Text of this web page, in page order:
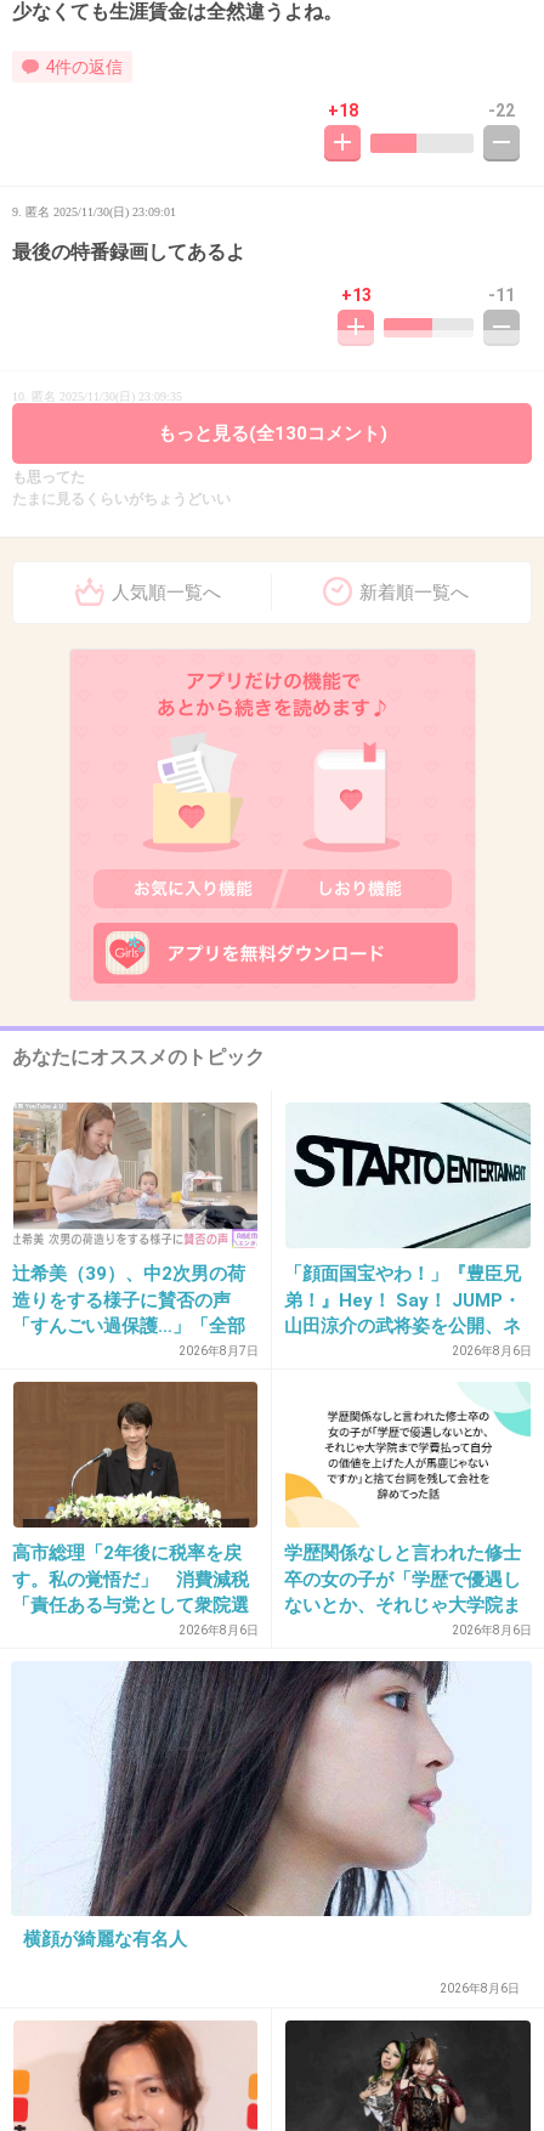
少なくても生涯賃金は全然違うよね。
4件の返信
+18 -22
9. 匿名 2025/11/30(日) 23:09:01
最後の特番録画してあるよ
+13 -11
10. 匿名 2025/11/30(日) 23:09:35
SMAPオタには悪いけど、ほぼ毎日テレビ出てきて、出るたびに超大物みたい
に扱われてて、子供心に興味ないのにずっと出てきて、またか、、、っていつ
も思ってた
たまに見るくらいがちょうどいい
+31
キムタクがいないのはなぜ？
+7
2025/11/30(日) 23:10:02
まさか光GENJIがソロで全員消えるとは思わな
かった。
シブがき隊にすらソロでは負けてるよね。
-8
13. 匿名2025/11/30(日) 23:10:04
どーも
手を出された感がつきまとう
想像してしまう
2025/11/30(日) 23:10:26
意外に3人での活動は無いよね
5件の返信
+58 -11
2025/11/30(日) 23:10:29
3人が幸せで幸せなら何より
SMAPの時はしんどそうだった
16. 匿名 2025/11/30(日) 23:10:49
もっと見る(全130コメント)
人気順一覧へ 新着順一覧へ
あなたにオススメのトピック
辻希美（39）、中2次男の荷
造りをする様子に賛否の声
「すんごい過保護…」「全部
ママが準備してくれるんだ」
2026年8月7日
「顔面国宝やわ！」『豊臣兄
弟！』Hey！ Say！ JUMP・
山田涼介の武将姿を公開、ネ
ット歓喜「ビジュ良すぎん」
「こんな美しい秀次は初め
2026年8月6日
高市総理「2年後に税率を戻
す。私の覚悟だ」 消費減税
「責任ある与党として衆院選
公約に掲げ理解賜った」2026年8月6日
学歴関係なしと言われた修士
卒の女の子が「学歴で優遇し
ないとか、それじゃ大学院ま
で学費払って自分の価値を上
げた人が馬鹿じゃないです
か」と捨て台詞を残し会社を
辞めてった
2026年8月6日
横顔が綺麗な有名人
2026年8月6日